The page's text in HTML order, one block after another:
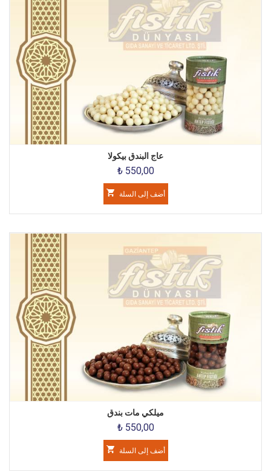
عاج البندق بيكولا
₺ 550,00
أضف إلى السلة
ميلكي مات بندق
₺ 550,00
أضف إلى السلة